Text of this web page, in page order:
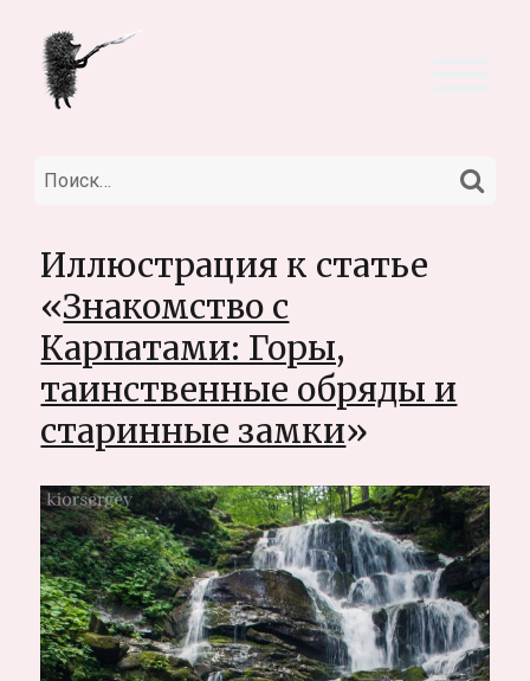
Искать:
Иллюстрация к статье
«Знакомство с
Карпатами: Горы,
таинственные обряды и
старинные замки»